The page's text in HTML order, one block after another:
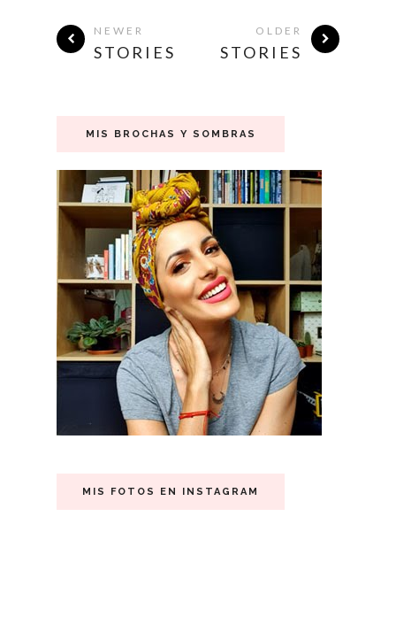
NEWER
STORIES
OLDER
STORIES
MIS BROCHAS Y SOMBRAS
MIS FOTOS EN INSTAGRAM